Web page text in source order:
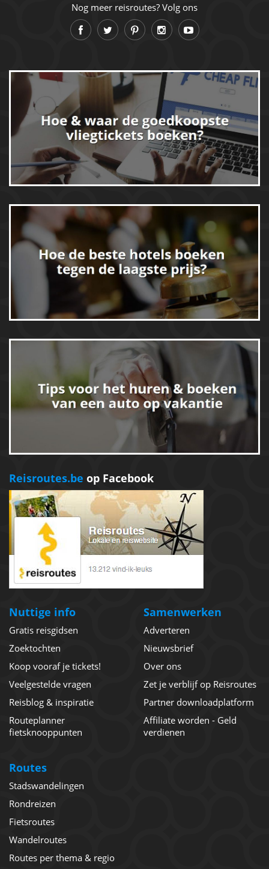
Nog meer reisroutes? Volg ons
Reisroutes.be op Facebook
Nuttige info
Gratis reisgidsen
Zoektochten
Koop vooraf je tickets!
Veelgestelde vragen
Reisblog & inspiratie
Routeplanner
fietsknooppunten
Samenwerken
Adverteren
Nieuwsbrief
Over ons
Zet je verblijf op Reisroutes
Partner downloadplatform
Affiliate worden - Geld
verdienen
Routes
Stadswandelingen
Rondreizen
Fietsroutes
Wandelroutes
Routes per thema & regio